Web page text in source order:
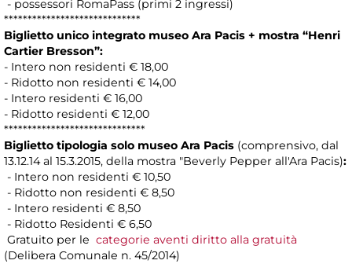
- possessori RomaPass (primi 2 ingressi)
*****************************
Biglietto unico integrato museo Ara Pacis + mostra “Henri
Cartier Bresson”:
- Intero non residenti € 18,00
- Ridotto non residenti € 14,00
- Intero residenti € 16,00
- Ridotto residenti € 12,00
******************************
Biglietto tipologia solo museo Ara Pacis (comprensivo, dal
13.12.14 al 15.3.2015, della mostra "Beverly Pepper all'Ara Pacis):
- Intero non residenti € 10,50
- Ridotto non residenti € 8,50
- Intero residenti € 8,50
- Ridotto Residenti € 6,50
Gratuito per le categorie aventi diritto alla gratuità
(Delibera Comunale n. 45/2014)